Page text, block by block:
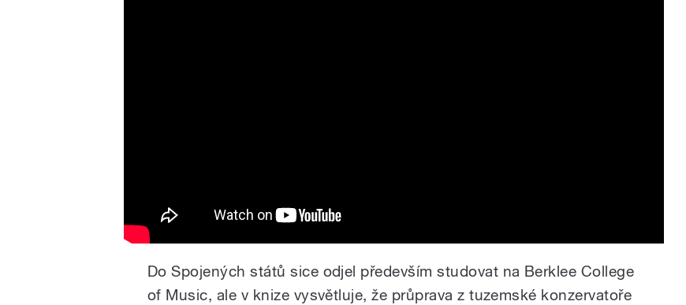
Do Spojených států sice odjel především studovat na Berklee College
of Music, ale v knize vysvětluje, že průprava z tuzemské konzervatoře